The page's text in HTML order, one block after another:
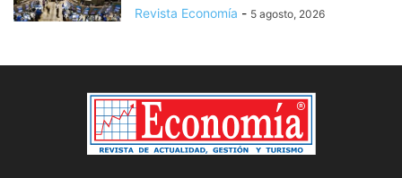
Revista Economía - 5 agosto, 2026